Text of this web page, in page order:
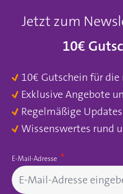
Jetzt zum
10€
10€ Gutschein für
Exklusive Angebote
Regelmäßige
Wissenswertes rund
E-Mail-Adresse